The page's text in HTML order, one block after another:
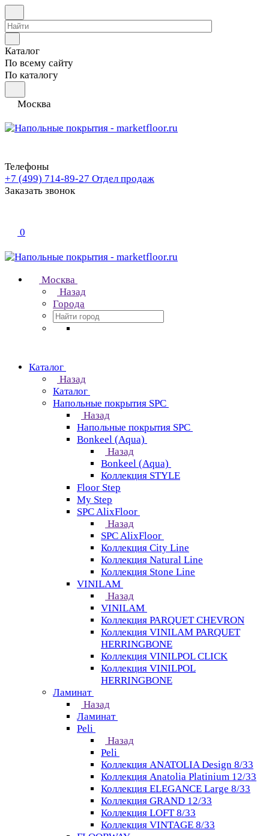
Каталог
По всему сайту
По каталогу
Москва
Телефоны
+7 (499) 714-89-27 Отдел продаж
Заказать звонок
0
Москва
Назад
Города
Каталог
Назад
Каталог
Напольные покрытия SPC
Назад
Напольные покрытия SPC
Bonkeel (Aqua)
Назад
Bonkeel (Aqua)
Коллекция STYLE
Floor Step
My Step
SPC AlixFloor
Назад
SPC AlixFloor
Коллекция City Line
Коллекция Natural Line
Коллекция Stone Line
VINILAM
Назад
VINILAM
Коллекция PARQUET CHEVRON
Коллекция VINILAM PARQUET
HERRINGBONE
Коллекция VINILPOL CLICK
Коллекция VINILPOL
HERRINGBONE
Ламинат
Назад
Ламинат
Peli
Назад
Peli
Коллекция ANATOLIA Design 8/33
Коллекция Anatolia Platinium 12/33
Коллекция ELEGANCE Large 8/33
Коллекция GRAND 12/33
Коллекция LOFT 8/33
Коллекция VINTAGE 8/33